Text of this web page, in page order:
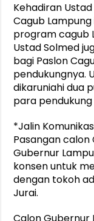
Kehadiran
Cagub
program cagub
Ustad Solmed
bagi Paslon
pendukungnya.
dikaruniahi dua
para
*Jalin
Pasangan
Gubernur
konsen untuk
dengan tokoh
Jurai.